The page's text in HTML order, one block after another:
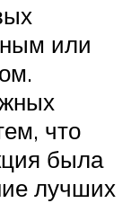
или
что
была
лучших